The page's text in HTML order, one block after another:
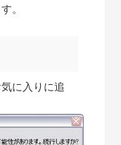
。
に入りに追